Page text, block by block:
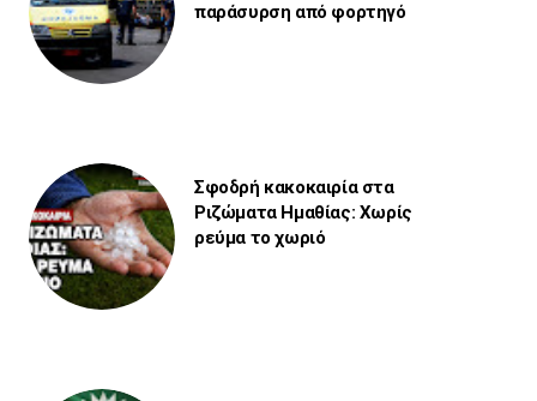
παράσυρση από φορτηγό
Σφοδρή κακοκαιρία στα
Ριζώματα Ημαθίας: Χωρίς
ρεύμα το χωριό